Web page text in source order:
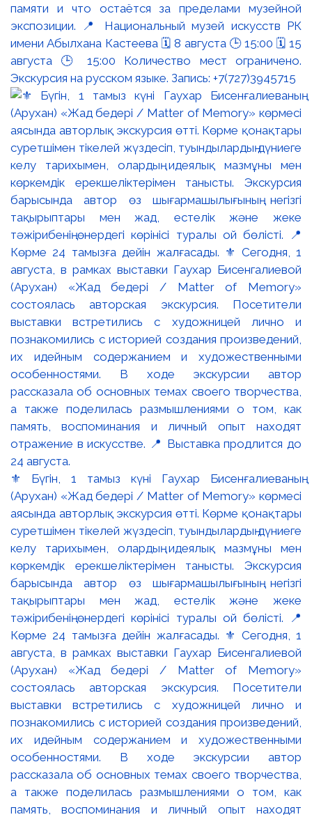
памяти и что остаётся за пределами музейной
экспозиции. 📍 Национальный музей искусств РК
имени Абылхана Кастеева 🗓 8 августа 🕒 15:00 🗓 15
августа 🕒 15:00 Количество мест ограничено.
Экскурсия на русском языке. Запись: +7(727)3945715
⚜️ Бүгін, 1 тамыз күні Гаухар Бисенғалиеваның
(Арухан) «Жад бедері / Matter of Memory» көрмесі
аясында авторлық экскурсия өтті. Көрме қонақтары
суретшімен тікелей жүздесіп, туындылардың дүниеге
келу тарихымен, олардың идеялық мазмұны мен
көркемдік ерекшеліктерімен танысты. Экскурсия
барысында автор өз шығармашылығының негізгі
тақырыптары мен жад, естелік және жеке
тәжірибенің өнердегі көрінісі туралы ой бөлісті. 📍
Көрме 24 тамызға дейін жалғасады. ⚜️ Сегодня, 1
августа, в рамках выставки Гаухар Бисенгалиевой
(Арухан) «Жад бедері / Matter of Memory»
состоялась авторская экскурсия. Посетители
выставки встретились с художницей лично и
познакомились с историей создания произведений,
их идейным содержанием и художественными
особенностями. В ходе экскурсии автор
рассказала об основных темах своего творчества,
а также поделилась размышлениями о том, как
память, воспоминания и личный опыт находят